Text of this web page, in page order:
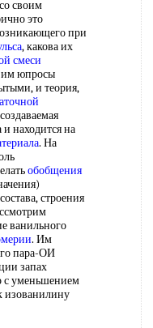
со своим
это
при
, какова их
смеси
им юпросы
и теория,
и находится на
. На
обобщения
строения
ванильного
. Им
пара-ОИ
запах
с уменьшением
изованилину